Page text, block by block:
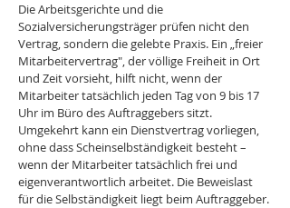
Die Arbeitsgerichte und die
Sozialversicherungsträger prüfen nicht den
Vertrag, sondern die gelebte Praxis. Ein „freier
Mitarbeitervertrag", der völlige Freiheit in Ort
und Zeit vorsieht, hilft nicht, wenn der
Mitarbeiter tatsächlich jeden Tag von 9 bis 17
Uhr im Büro des Auftraggebers sitzt.
Umgekehrt kann ein Dienstvertrag vorliegen,
ohne dass Scheinselbständigkeit besteht –
wenn der Mitarbeiter tatsächlich frei und
eigenverantwortlich arbeitet. Die Beweislast
für die Selbständigkeit liegt beim Auftraggeber.